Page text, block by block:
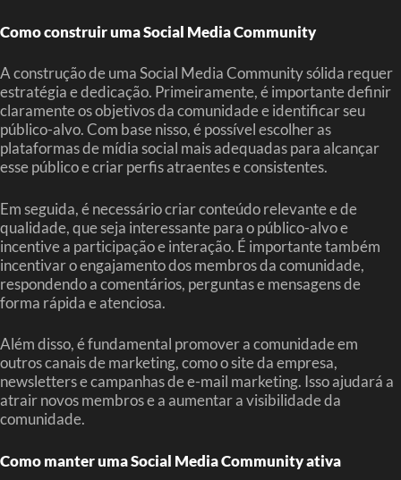
Como construir uma Social Media Community
A construção de uma Social Media Community sólida requer
estratégia e dedicação. Primeiramente, é importante definir
claramente os objetivos da comunidade e identificar seu
público-alvo. Com base nisso, é possível escolher as
plataformas de mídia social mais adequadas para alcançar
esse público e criar perfis atraentes e consistentes.
Em seguida, é necessário criar conteúdo relevante e de
qualidade, que seja interessante para o público-alvo e
incentive a participação e interação. É importante também
incentivar o engajamento dos membros da comunidade,
respondendo a comentários, perguntas e mensagens de
forma rápida e atenciosa.
Além disso, é fundamental promover a comunidade em
outros canais de marketing, como o site da empresa,
newsletters e campanhas de e-mail marketing. Isso ajudará a
atrair novos membros e a aumentar a visibilidade da
comunidade.
Como manter uma Social Media Community ativa